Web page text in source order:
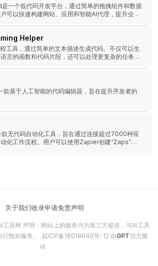
一个低代码开发平台，通过简单的拖拽组件和数据
可以快速构建网站、应用和智能AI代理，提升业务
Helper
工具，通过简单的文本描述生成代码。不仅可以生
言的函数和代码片段，还可以处理更复杂的任务，
款基于人工智能的代码编辑器，旨在提升开发者的
无代码自动化工具，旨在通过连接超过7000种应
化工作流程。用户可以使用Zapier创建“Zaps”，
关于我们收录申请免责声明
工具网 声明：网站上的服务均为第三方提供，与AI工具
行甄别服务。 皖ICP备18018640号-12 由GPT强力驱
动